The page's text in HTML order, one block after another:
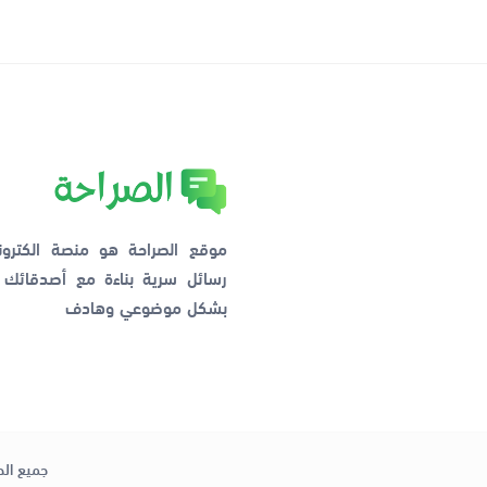
موقع الصراحة هو منصة
رسائل سرية بناءة مع
بشكل موضوعي وهادف
جميع